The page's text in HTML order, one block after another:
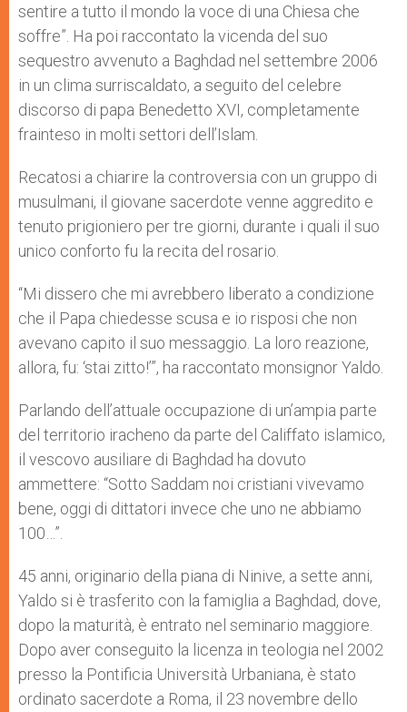
sentire a tutto il mondo la voce di una Chiesa che
soffre”. Ha poi raccontato la vicenda del suo
sequestro avvenuto a Baghdad nel settembre 2006
in un clima surriscaldato, a seguito del celebre
discorso di papa Benedetto XVI, completamente
frainteso in molti settori dell’Islam.
Recatosi a chiarire la controversia con un gruppo di
musulmani, il giovane sacerdote venne aggredito e
tenuto prigioniero per tre giorni, durante i quali il suo
unico conforto fu la recita del rosario.
“Mi dissero che mi avrebbero liberato a condizione
che il Papa chiedesse scusa e io risposi che non
avevano capito il suo messaggio. La loro reazione,
allora, fu: ‘stai zitto!’”, ha raccontato monsignor Yaldo.
Parlando dell’attuale occupazione di un’ampia parte
del territorio iracheno da parte del Califfato islamico,
il vescovo ausiliare di Baghdad ha dovuto
ammettere: “Sotto Saddam noi cristiani vivevamo
bene, oggi di dittatori invece che uno ne abbiamo
100…”.
45 anni, originario della piana di Ninive, a sette anni,
Yaldo si è trasferito con la famiglia a Baghdad, dove,
dopo la maturità, è entrato nel seminario maggiore.
Dopo aver conseguito la licenza in teologia nel 2002
presso la Pontificia Università Urbaniana, è stato
ordinato sacerdote a Roma, il 23 novembre dello